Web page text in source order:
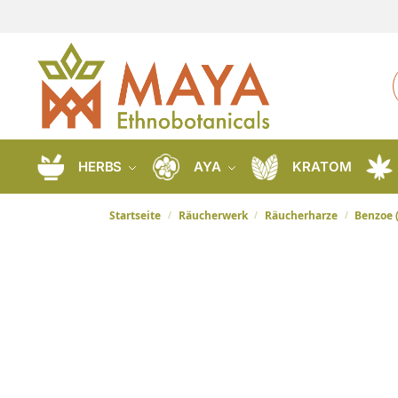
HERBS AYA KRATOM
Startseite / Räucherwerk / Räucherharze /